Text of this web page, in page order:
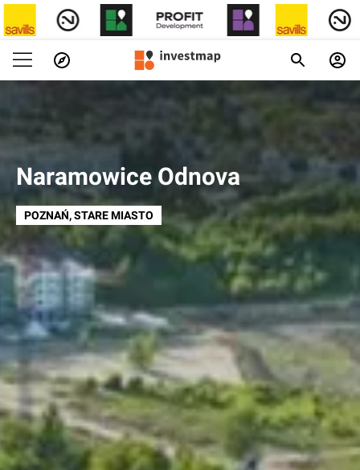
Naramowice Odnova
POZNAŃ, STARE MIASTO